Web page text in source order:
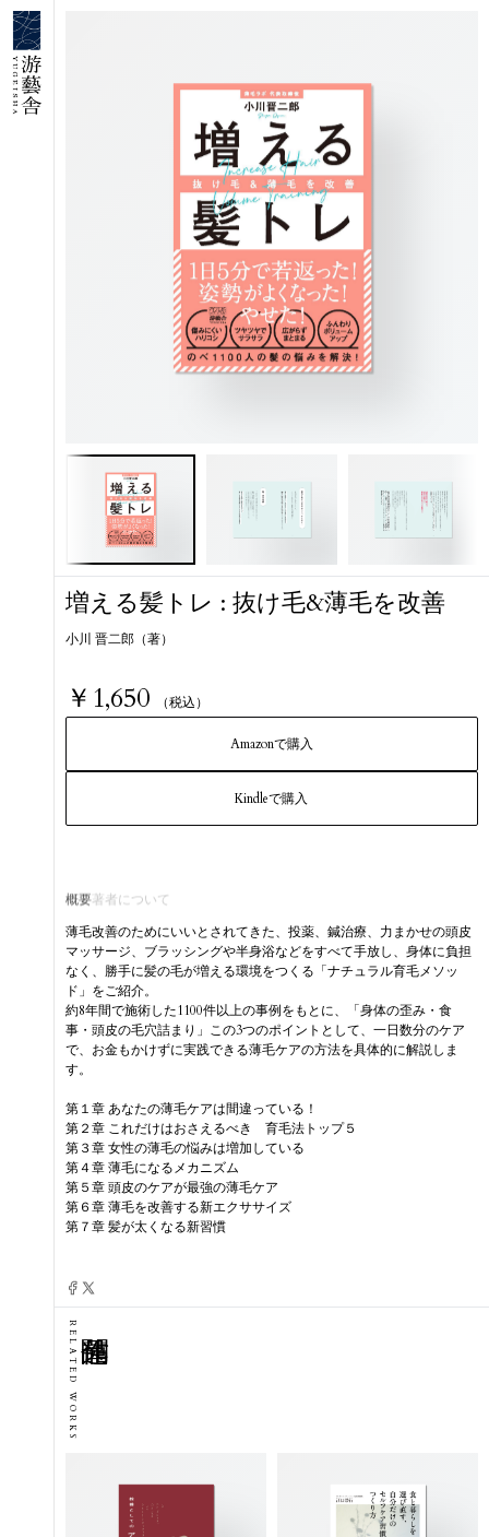
増える髪トレ : 抜け毛&薄毛を改善
小川 晋二郎（著）
￥1,650 （税込）
Amazonで購入
Kindleで購入
概要 著者について
薄毛改善のためにいいとされてきた、投薬、鍼治療、力まかせの頭皮
マッサージ、ブラッシングや半身浴などをすべて手放し、身体に負担
なく、勝手に髪の毛が増える環境をつくる「ナチュラル育毛メソッ
ド」をご紹介。
約8年間で施術した1100件以上の事例をもとに、「身体の歪み・食
事・頭皮の毛穴詰まり」この3つのポイントとして、一日数分のケア
で、お金もかけずに実践できる薄毛ケアの方法を具体的に解説しま
す。
第１章 あなたの薄毛ケアは間違っている！
第２章 これだけはおさえるべき 育毛法トップ５
第３章 女性の薄毛の悩みは増加している
第４章 薄毛になるメカニズム
第５章 頭皮のケアが最強の薄毛ケア
第６章 薄毛を改善する新エクササイズ
第７章 髪が太くなる新習慣
RELATED WORKS